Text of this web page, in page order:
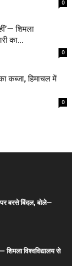
0
शिमला
का...
0
कब्जा, हिमाचल में
0
बरसे बिंदल, बोले—
शिमला विश्वविद्यालय से